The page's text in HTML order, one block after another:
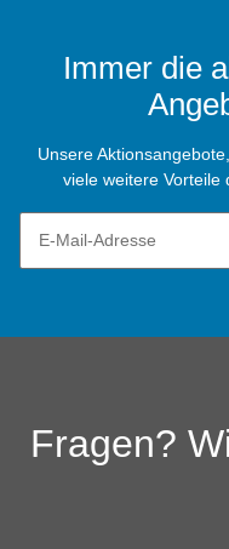
Immer die
Unsere
viele weitere Vorteile
Fragen?